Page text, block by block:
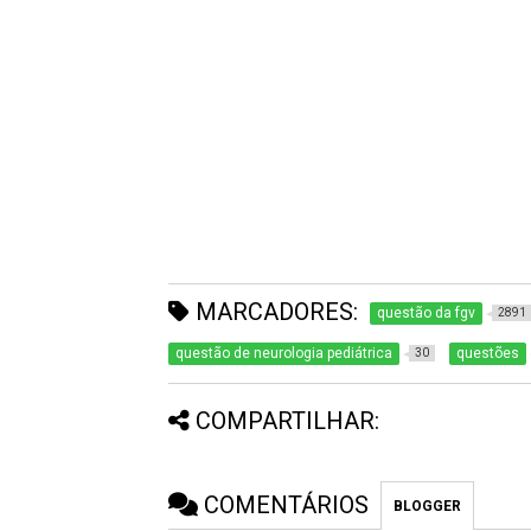
MARCADORES: questão da fgv 2891
questão de neurologia pediátrica 30 questões
COMPARTILHAR:
COMENTÁRIOS BLOGGER